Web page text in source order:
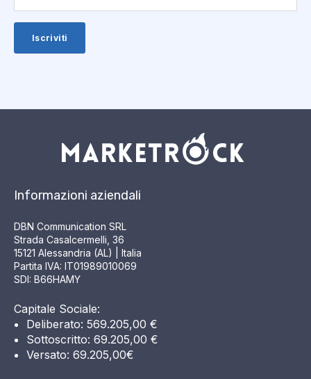
Informazioni aziendali
DBN Communication SRL
Strada Casalcermelli, 36
15121 Alessandria (AL) | Italia
Partita IVA: IT01989010069
SDI: B66HAMY
Capitale Sociale:
Deliberato: 569.205,00 €
Sottoscritto: 69.205,00 €
Versato: 69.205,00€